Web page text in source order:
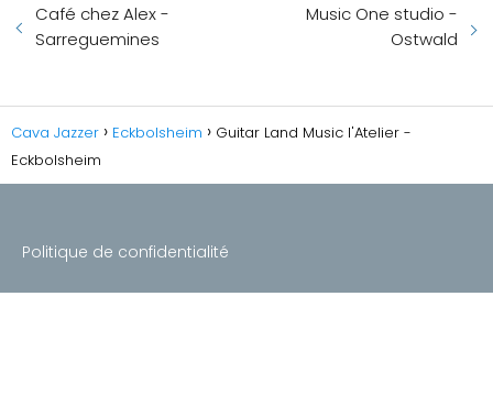
Café chez Alex -
Sarreguemines
Music One studio -
Ostwald
Cava Jazzer Eckbolsheim
Guitar Land Music l'Atelier -
Eckbolsheim
Politique de confidentialité